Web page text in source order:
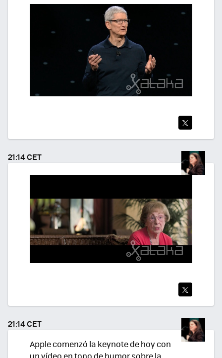
TEA
R
21:14 CET
TEA
R
21:14 CET
Apple comenzó la keynote de hoy con
un vídeo en tono de humor sobre la